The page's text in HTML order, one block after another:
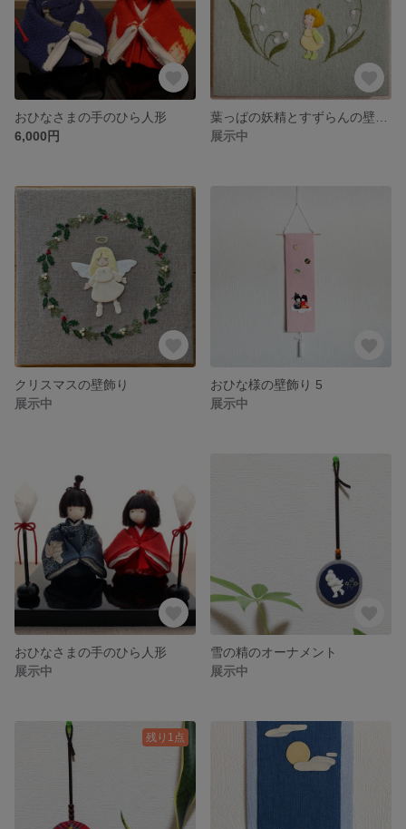
おひなさまの手のひら人形
6,000円
展示中
クリスマスの壁飾り
展示中
おひな様の壁飾り 5
展示中
おひなさまの手のひら人形
展示中
雪の精のオーナメント
展示中
残り1点